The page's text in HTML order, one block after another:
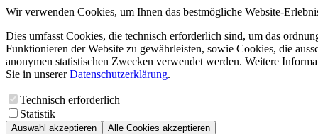
Wir verwenden Cookies, um Ihnen das bestmögliche Website-
Dies umfasst Cookies, die technisch erforderlich sind, um das
Funktionieren der Website zu gewährleisten, sowie Cookies, die
anonymen statistischen Zwecken verwendet werden. Weitere
Sie in unsererDatenschutzerklärung.
Technisch erforderlich
Statistik
Auswahl akzeptieren Alle Cookies akzeptieren